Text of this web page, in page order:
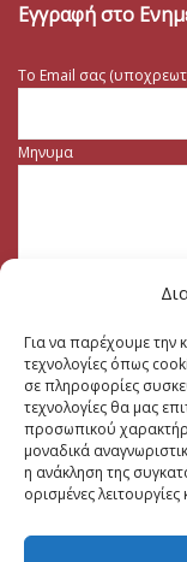
Για να παρέχουμε την
τεχνολογίες όπως
σε πληροφορίες
τεχνολογίες θα μας
προσωπικού
μοναδικά
η ανάκληση της
ορισμένες
Εγγραφή στο
Το Email σας
Μηνυμα